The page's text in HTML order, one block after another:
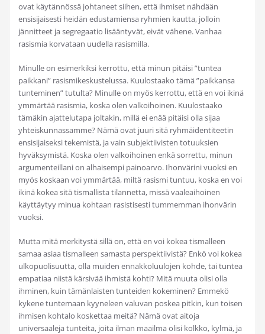
ovat käytännössä johtaneet siihen, että ihmiset nähdään
ensisijaisesti heidän edustamiensa ryhmien kautta, jolloin
jännitteet ja segregaatio lisääntyvät, eivät vähene. Vanhaa
rasismia korvataan uudella rasismilla.
Minulle on esimerkiksi kerrottu, että minun pitäisi ”tuntea
paikkani” rasismikeskustelussa. Kuulostaako tämä ”paikkansa
tunteminen” tutulta? Minulle on myös kerrottu, että en voi ikinä
ymmärtää rasismia, koska olen valkoihoinen. Kuulostaako
tämäkin ajattelutapa joltakin, millä ei enää pitäisi olla sijaa
yhteiskunnassamme? Nämä ovat juuri sitä ryhmäidentiteetin
ensisijaiseksi tekemistä, ja vain subjektiivisten totuuksien
hyväksymistä. Koska olen valkoihoinen enkä sorrettu, minun
argumenteillani on alhaisempi painoarvo. Ihonvärini vuoksi en
myös koskaan voi ymmärtää, miltä rasismi tuntuu, koska en voi
ikinä kokea sitä tismallista tilannetta, missä vaaleaihoinen
käyttäytyy minua kohtaan rasistisesti tummemman ihonvärin
vuoksi.
Mutta mitä merkitystä sillä on, että en voi kokea tismalleen
samaa asiaa tismalleen samasta perspektiivistä? Enkö voi kokea
ulkopuolisuutta, olla muiden ennakkoluulojen kohde, tai tuntea
empatiaa niistä kärsivää ihmistä kohti? Mitä muuta olisi olla
ihminen, kuin tämänlaisten tunteiden kokeminen? Emmekö
kykene tuntemaan kyyneleen valuvan poskea pitkin, kun toisen
ihmisen kohtalo koskettaa meitä? Nämä ovat aitoja
universaaleja tunteita, joita ilman maailma olisi kolkko, kylmä, ja